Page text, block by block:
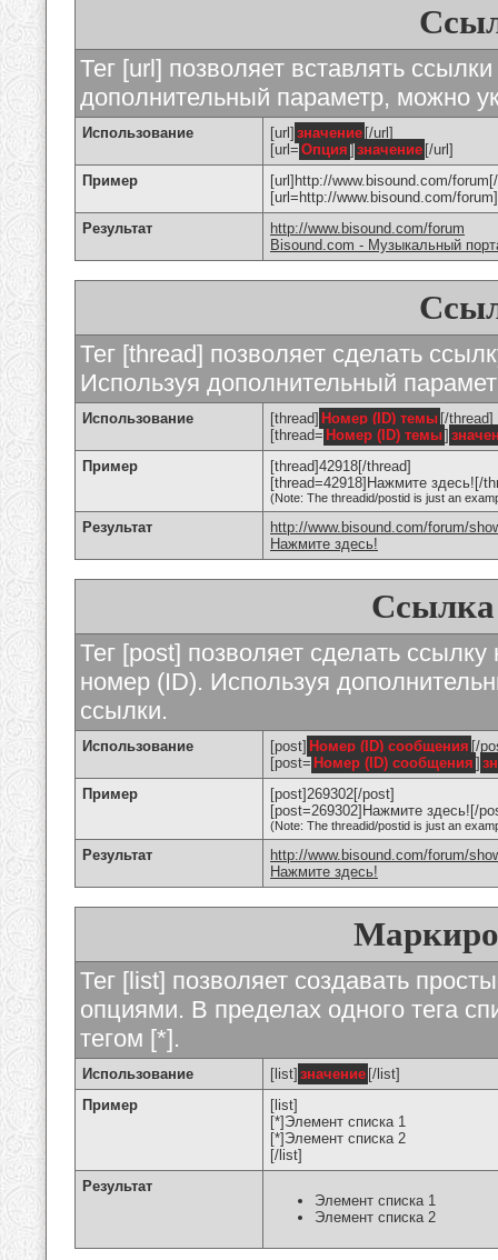
Тег [url] позволяет вставлять
дополнительный параметр, можно
Использование [url] значение [/url]
[url= Опция ] значение [/url]
Пример
[url]http://www.bisound.com/
[url=http://www.bisound.com/
Результат
http://www.bisound.com/forum
Bisound.com - Музыкальный
Тег [thread] позволяет сделать
Используя дополнительный
Использование [thread] Номер (ID) темы [/thread]
[thread= Номер (ID) темы]
Пример
[thread]42918[/thread]
[thread=42918]Нажмите здесь![/
(Note: The threadid/postid is just an
Результат
http://www.bisound.com/forum/
Нажмите здесь!
Ссылка
Тег [post] позволяет сделать
номер (ID). Используя
ссылки.
Использование [post] Номер (ID) сообщения [/
[post= Номер (ID) сообщения ]
Пример
[post]269302[/post]
[post=269302]Нажмите здесь![/
(Note: The threadid/postid is just an
Результат
http://www.bisound.com/forum/
Нажмите здесь!
Тег [list] позволяет создавать
опциями. В пределах одного тега
тегом [*].
Использование [list] значение [/list]
Пример
[list]
[*]Элемент списка 1
[*]Элемент списка 2
[/list]
Результат
Элемент списка 1
Элемент списка 2